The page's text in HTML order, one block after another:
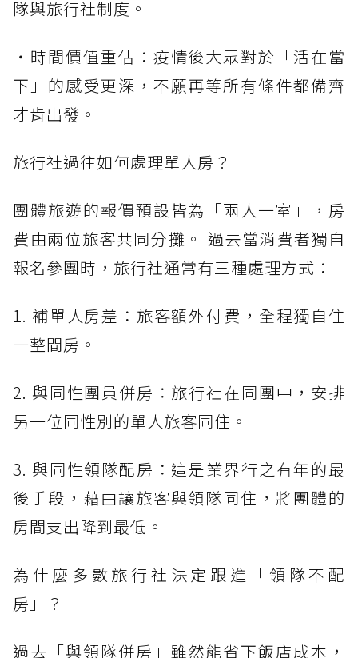
隊與旅行社制度。
・時間價值重估：疫情後大眾對於「活在當
下」的感受更深，不願再等所有條件都備齊
才肯出發。
旅行社過往如何處理單人房？
團體旅遊的報價預設皆為「兩人一室」，房
費由兩位旅客共同分攤。 過去當消費者獨自
報名參團時，旅行社通常有三種處理方式：
1. 補單人房差：旅客額外付費，全程獨自住
一整間房。
2. 與同性團員併房：旅行社在同團中，安排
另一位同性別的單人旅客同住。
3. 與同性領隊配房：這是業界行之有年的最
後手段，藉由讓旅客與領隊同住，將團體的
房間支出降到最低。
為什麼多數旅行社決定跟進「領隊不配
房」？
過去「與領隊併房」雖然能省下飯店成本，